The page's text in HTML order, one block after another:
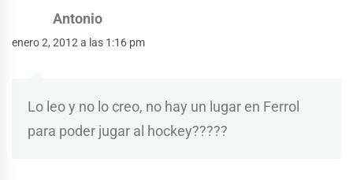
Antonio
enero 2, 2012 a las 1:16 pm
Lo leo y no lo creo, no hay un lugar en Ferrol
para poder jugar al hockey?????